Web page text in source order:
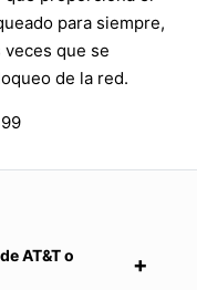
para siempre,
que se
de la red.
AT&T o